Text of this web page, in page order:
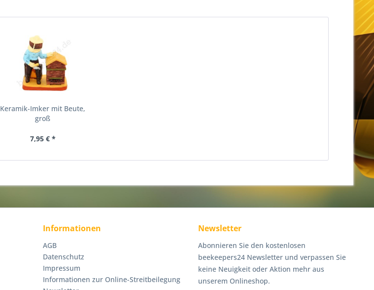
Keramik-Imker mit Beute,
groß
7,95 € *
Informationen
AGB
Datenschutz
Impressum
Informationen zur Online-Streitbeilegung
Newsletter
Abonnieren Sie den kostenlosen
beekeepers24 Newsletter und verpassen Sie
keine Neuigkeit oder Aktion mehr aus
unserem Onlineshop.